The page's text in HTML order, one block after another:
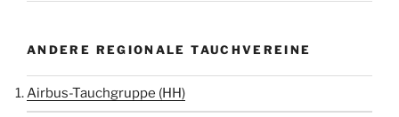
ANDERE REGIONALE TAUCHVEREINE
Airbus-Tauchgruppe (HH)